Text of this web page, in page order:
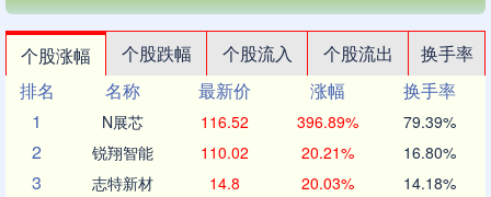
个股涨幅 个股跌幅 个股流入 个股流出
换手率
排名
名称 最新价 涨幅
换手率
1
N展芯 116.52 396.89% 79.39%
2 锐翔智能 110.02 20.21% 16.80%
3 志特新材 14.8 20.03% 14.18%